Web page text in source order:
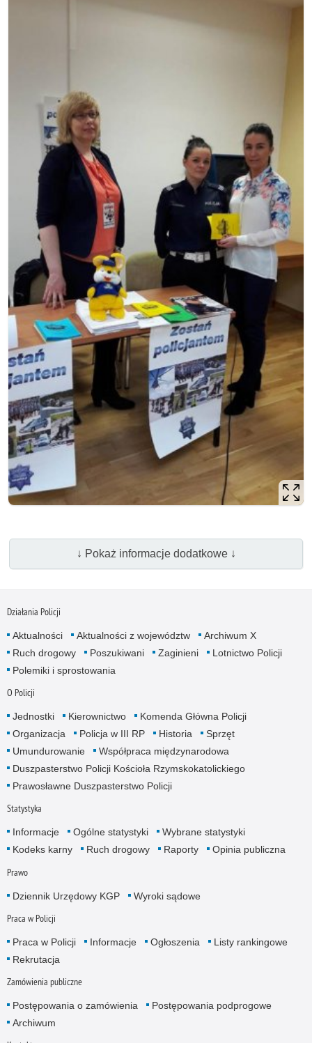
↓ Pokaż informacje dodatkowe ↓
Działania Policji
Aktualności Aktualności z województw
Archiwum X
Ruch drogowy
Poszukiwani Zaginieni
Lotnictwo Policji
Polemiki i sprostowania
O Policji
Jednostki Kierownictwo
Komenda Główna Policji
Organizacja
Policja w III RP Historia
Sprzęt
Umundurowanie
Współpraca międzynarodowa
Duszpasterstwo Policji Kościoła Rzymskokatolickiego
Prawosławne Duszpasterstwo Policji
Statystyka
Informacje Ogólne statystyki
Wybrane statystyki
Kodeks karny
Ruch drogowy Raporty Opinia publiczna
Prawo
Dziennik Urzędowy KGP Wyroki sądowe
Praca w Policji
Praca w Policji Informacje Ogłoszenia
Listy rankingowe
Rekrutacja
Zamówienia publiczne
Postępowania o zamówienia
Postępowania podprogowe
Archiwum